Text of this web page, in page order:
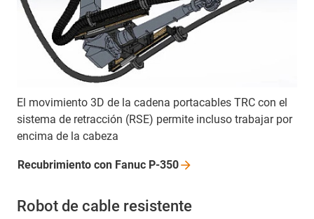
El movimiento 3D de la cadena portacables TRC con el
sistema de retracción (RSE) permite incluso trabajar por
encima de la cabeza
Recubrimiento con Fanuc P-350
Robot de cable resistente